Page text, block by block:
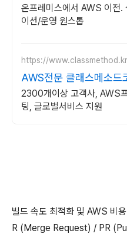
온프레미스에서 AWS 이전.
이션/운영 원스톱
https://
AWS전문 클래스메소드
2300개이상 고객사, AWS
팅, 글로벌서비스 지원
빌드 속도 최적화 및 AWS 비
R (Merge Request) / PR